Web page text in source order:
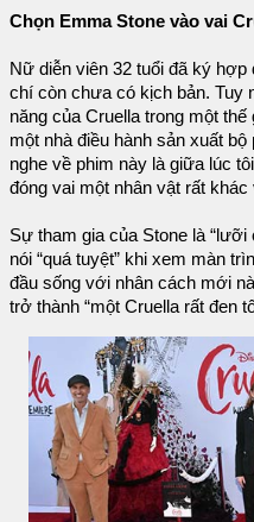
Chọn Emma Stone vào vai
Nữ diễn viên 32 tuổi đã ký
chí còn chưa có kịch bản. Tuy
năng của Cruella trong một
một nhà điều hành sản xuất bộ
nghe về phim này là giữa lúc
đóng vai một nhân vật rất khác
Sự tham gia của Stone là
nói “quá tuyệt” khi xem màn
đầu sống với nhân cách mới
trở thành “một Cruella rất đen